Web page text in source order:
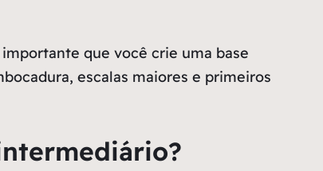
que você crie uma base
escalas maiores e primeiros